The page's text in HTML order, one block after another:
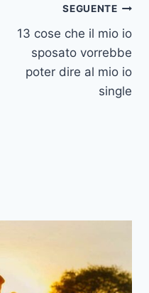
SEGUENTE
13 cose che il mio io
sposato vorrebbe
poter dire al mio io
single